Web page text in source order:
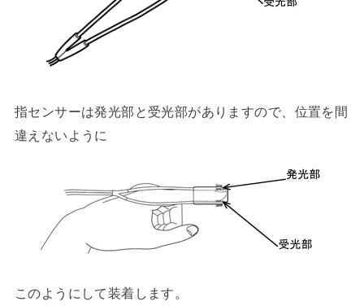
指センサーは発光部と受光部がありますので、位置を間
違えないように
このようにして装着します。